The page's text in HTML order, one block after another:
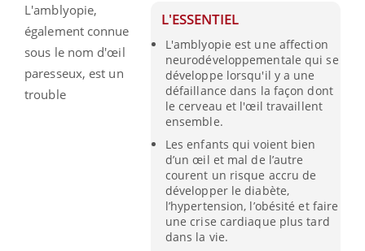
L'ESSENTIEL
L'amblyopie est une affection
neurodéveloppementale qui se
développe lorsqu'il y a une
défaillance dans la façon dont
le cerveau et l'œil travaillent
ensemble.
Les enfants qui voient bien
d’un œil et mal de l’autre
courent un risque accru de
développer le diabète,
l’hypertension, l’obésité et faire
une crise cardiaque plus tard
dans la vie.
L'amblyopie,
également connue
sous le nom d'œil
paresseux, est un
trouble